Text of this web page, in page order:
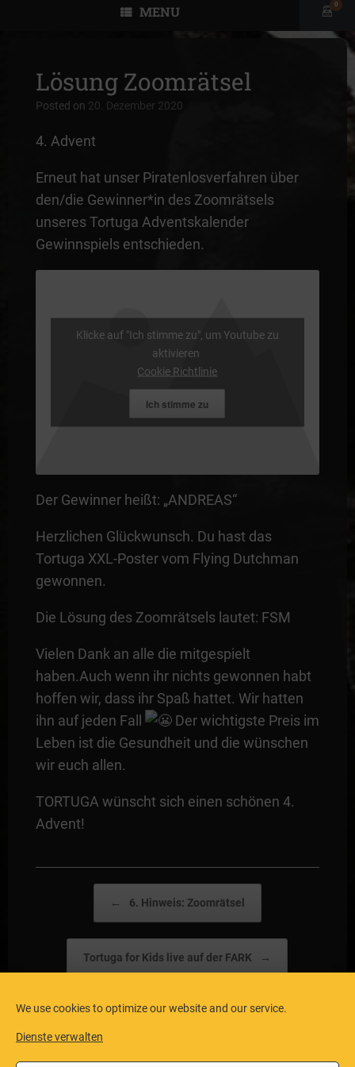
We use cookies to optimize our website and our service.
Dienste verwalten
MENU
View
cart
0
Lösung Zoomrätsel
Posted on 20. Dezember 2020
4. Advent
Erneut hat unser Piratenlosverfahren über
den/die Gewinner*in des Zoomrätsels
unseres Tortuga Adventskalender
Gewinnspiels entschieden.
Klicke auf "Ich stimme zu", um Youtube zu
aktivieren
Cookie Richtlinie
Ich stimme zu
Der Gewinner heißt: „ANDREAS“
Herzlichen Glückwunsch. Du hast das
Tortuga XXL-Poster vom Flying Dutchman
gewonnen.
Die Lösung des Zoomrätsels lautet: FSM
Vielen Dank an alle die mitgespielt
haben.Auch wenn ihr nichts gewonnen habt
hoffen wir, dass ihr Spaß hattet. Wir hatten
ihn auf jeden Fall
Der wichtigste Preis im
Leben ist die Gesundheit und die wünschen
wir euch allen.
TORTUGA wünscht sich einen schönen 4.
Advent!
← 6. Hinweis: Zoomrätsel
Tortuga for Kids live auf der FARK →